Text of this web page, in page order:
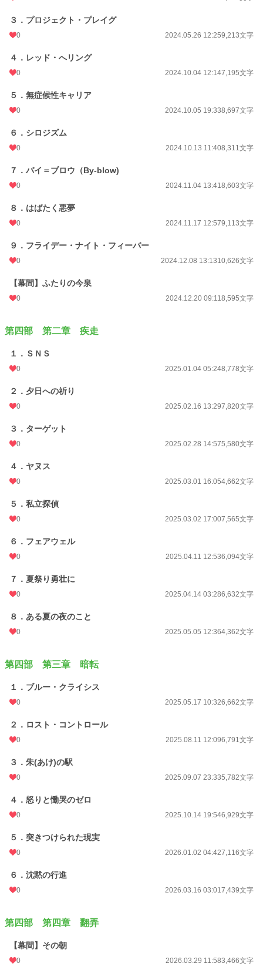
３．プロジェクト・プレイグ
0 2024.05.26 12:259,213文字
４．レッド・へリング
0 2024.10.04 12:147,195文字
５．無症候性キャリア
0 2024.10.05 19:338,697文字
６．シロジズム
0 2024.10.13 11:408,311文字
７．バイ＝ブロウ（By-blow)
0 2024.11.04 13:418,603文字
８．はばたく悪夢
0 2024.11.17 12:579,113文字
９．フライデー・ナイト・フィーバー
0 2024.12.08 13:1310,626文字
【幕間】ふたりの今泉
0 2024.12.20 09:118,595文字
第四部 第二章 疾走
１．ＳＮＳ
0 2025.01.04 05:248,778文字
２．夕日への祈り
0 2025.02.16 13:297,820文字
３．ターゲット
0 2025.02.28 14:575,580文字
４．ヤヌス
0 2025.03.01 16:054,662文字
５．私立探偵
0 2025.03.02 17:007,565文字
６．フェアウェル
0 2025.04.11 12:536,094文字
７．夏祭り勇壮に
0 2025.04.14 03:286,632文字
８．ある夏の夜のこと
0 2025.05.05 12:364,362文字
第四部 第三章 暗転
１．ブルー・クライシス
0 2025.05.17 10:326,662文字
２．ロスト・コントロール
0 2025.08.11 12:096,791文字
３．朱(あけ)の駅
0 2025.09.07 23:335,782文字
４．怒りと慟哭のゼロ
0 2025.10.14 19:546,929文字
５．突きつけられた現実
0 2026.01.02 04:427,116文字
６．沈黙の行進
0 2026.03.16 03:017,439文字
第四部 第四章 翻弄
【幕間】その朝
0 2026.03.29 11:583,466文字